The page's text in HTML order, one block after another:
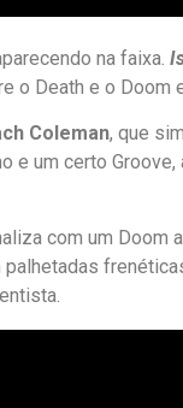
na faixa.
o Death e o Doom
Coleman, que
e um certo
com um Doom